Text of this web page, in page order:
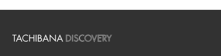
#ラーニングコモンズ #新学部